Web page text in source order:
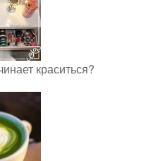
краситься?